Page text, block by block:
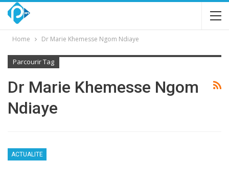
Home Dr Marie Khemesse Ngom Ndiaye
Parcourir Tag
Dr Marie Khemesse Ngom
Ndiaye
ACTUALITE